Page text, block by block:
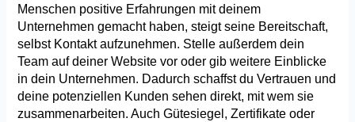
Menschen positive Erfahrungen mit deinem
Unternehmen gemacht haben, steigt seine Bereitschaft,
selbst Kontakt aufzunehmen. Stelle außerdem dein
Team auf deiner Website vor oder gib weitere Einblicke
in dein Unternehmen. Dadurch schaffst du Vertrauen und
deine potenziellen Kunden sehen direkt, mit wem sie
zusammenarbeiten. Auch Gütesiegel, Zertifikate oder